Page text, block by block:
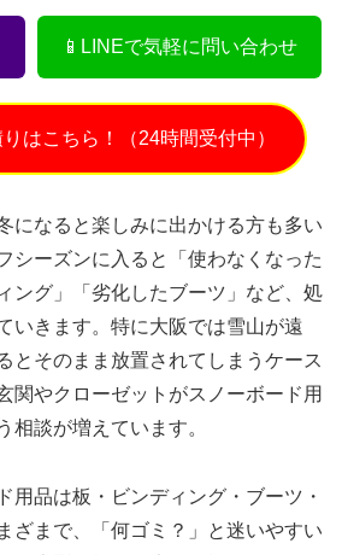
📱LINEで気軽に問い合わせ
はこちら！（24時間受付中）
になると楽しみに出かける方も多い
シーズンに入ると「使わなくなった
ング」「劣化したブーツ」など、処
いきます。特に大阪では雪山が遠
とそのまま放置されてしまうケース
関やクローゼットがスノーボード用
相談が増えています。
用品は板・ビンディング・ブーツ・
ざまで、「何ゴミ？」と迷いやすい